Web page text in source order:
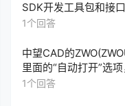
SDK开发工具包和接口
1个回答
中望CAD的
里面的“自动打开”选
另外一台电脑的2023
1个回答